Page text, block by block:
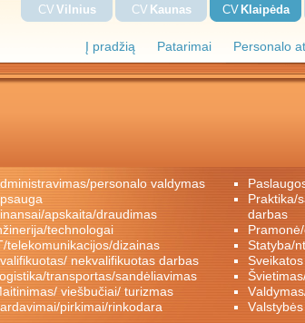
Į pradžią Patarimai Personalo
CV Vilnius CV Kaunas CV Klaipėda
administravimas/personalo valdymas
apsauga
finansai/apskaita/draudimas
technologai
telekomunikacijos/dizainas
kvalifikuotas/ nekvalifikuotas darbas
logistika/transportas/sandėliavimas
maitinimas/ viešbučiai/ turizmas
pardavimai/pirkimai/rinkodara
praktika/savanoriškas darbas/papildomas
darbas
statyba/